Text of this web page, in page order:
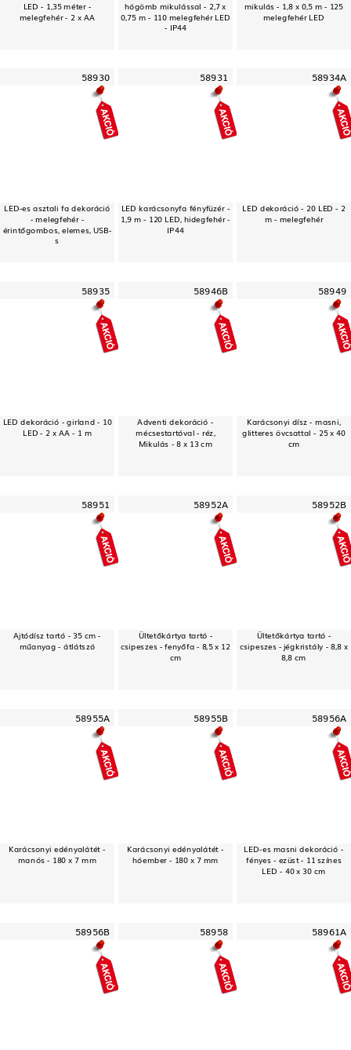
LED - 1,35 méter -
melegfehér - 2 x AA
hógömb mikulással - 2,7 x
0,75 m - 110 melegfehér LED
- IP44
mikulás - 1,8 x 0,5 m - 125
melegfehér LED
58930
LED-es asztali fa dekoráció
- melegfehér -
érintőgombos, elemes, USB-
s
58931
LED karácsonyfa fényfüzér -
1,9 m - 120 LED, hidegfehér -
IP44
58934A
LED dekoráció - 20 LED - 2
m - melegfehér
58935
LED dekoráció - girland - 10
LED - 2 x AA - 1 m
58946B
Adventi dekoráció -
mécsestartóval - réz,
Mikulás - 8 x 13 cm
58949
Karácsonyi dísz - masni,
glitteres övcsattal - 25 x 40
cm
58951
Ajtódísz tartó - 35 cm -
műanyag - átlátszó
58952A
Ültetőkártya tartó -
csipeszes - fenyőfa - 8,5 x 12
cm
58952B
Ültetőkártya tartó -
csipeszes - jégkristály - 8,8 x
8,8 cm
58955A
Karácsonyi edényalátét -
manós - 180 x 7 mm
58955B
Karácsonyi edényalátét -
hóember - 180 x 7 mm
58956A
LED-es masni dekoráció -
fényes - ezüst - 11 színes
LED - 40 x 30 cm
58956B 58958 58961A